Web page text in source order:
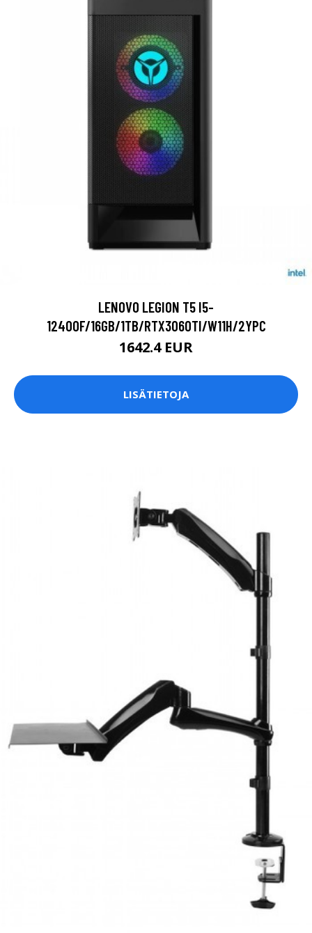
LENOVO LEGION T5 I5-
12400F/16GB/1TB/RTX3060TI/W11H/2YPC
1642.4 EUR
LISÄTIETOJA